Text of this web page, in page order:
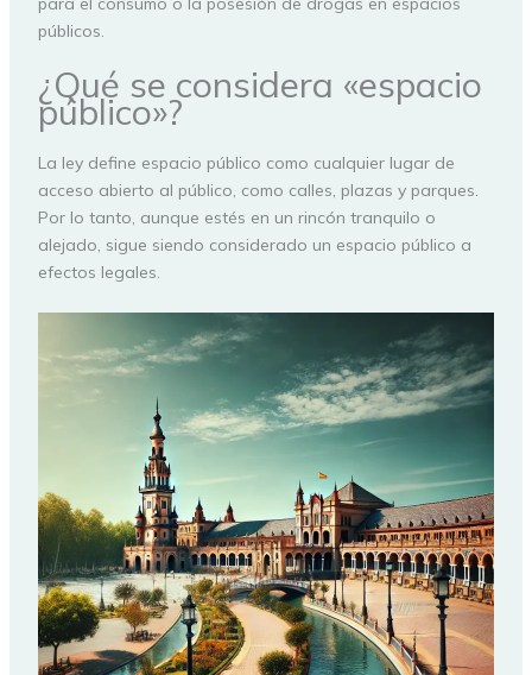
públicos.
¿Qué se considera «espacio
público»?
La ley define espacio público como cualquier lugar de
acceso abierto al público, como calles, plazas y parques.
Por lo tanto, aunque estés en un rincón tranquilo o
alejado, sigue siendo considerado un espacio público a
efectos legales.